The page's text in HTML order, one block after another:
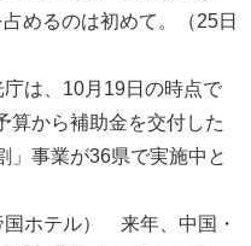
めるのは初めて。（25日
は、10月19日の時点で
から補助金を交付した
」事業が36県で実施中と
ホテル） 来年、中国・